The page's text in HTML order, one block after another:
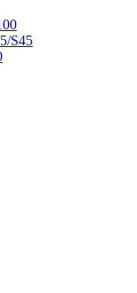
S45